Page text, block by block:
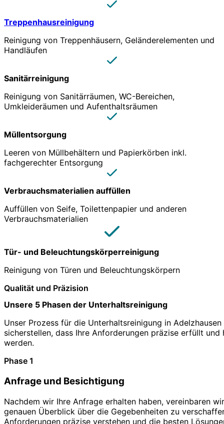
Treppenhausreinigung
Reinigung von Treppenhäusern, Geländerelementen und
Handläufen
Sanitärreinigung
Reinigung von Sanitärräumen, WC-Bereichen,
Umkleideräumen und Aufenthaltsräumen
Müllentsorgung
Leeren von Müllbehältern und Papierkörben inkl.
fachgerechter Entsorgung
Verbrauchsmaterialien auffüllen
Auffüllen von Seife, Toilettenpapier und anderen
Verbrauchsmaterialien
Tür- und Beleuchtungskörperreinigung
Reinigung von Türen und Beleuchtungskörpern
Qualität und Präzision
Unsere 5 Phasen der Unterhaltsreinigung
Unser Prozess für die Unterhaltsreinigung in
sicherstellen, dass Ihre Anforderungen präzise erfüllt
werden.
Phase 1
Anfrage und Besichtigung
Nachdem wir Ihre Anfrage erhalten haben, vereinbaren
genauen Überblick über die Gegebenheiten zu
Anforderungen präzise verstehen und die besten